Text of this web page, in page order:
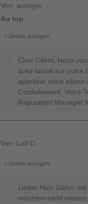
Von: anonym
Au top
Details anzeigen
Cher Client, Nous
avez laissé sur notre
apprécié votre séjour
Cordialement, Votre
Reputation Manager
Von: Leif D.
Details anzeigen
Lieber Herr Dähn,
möchten nicht